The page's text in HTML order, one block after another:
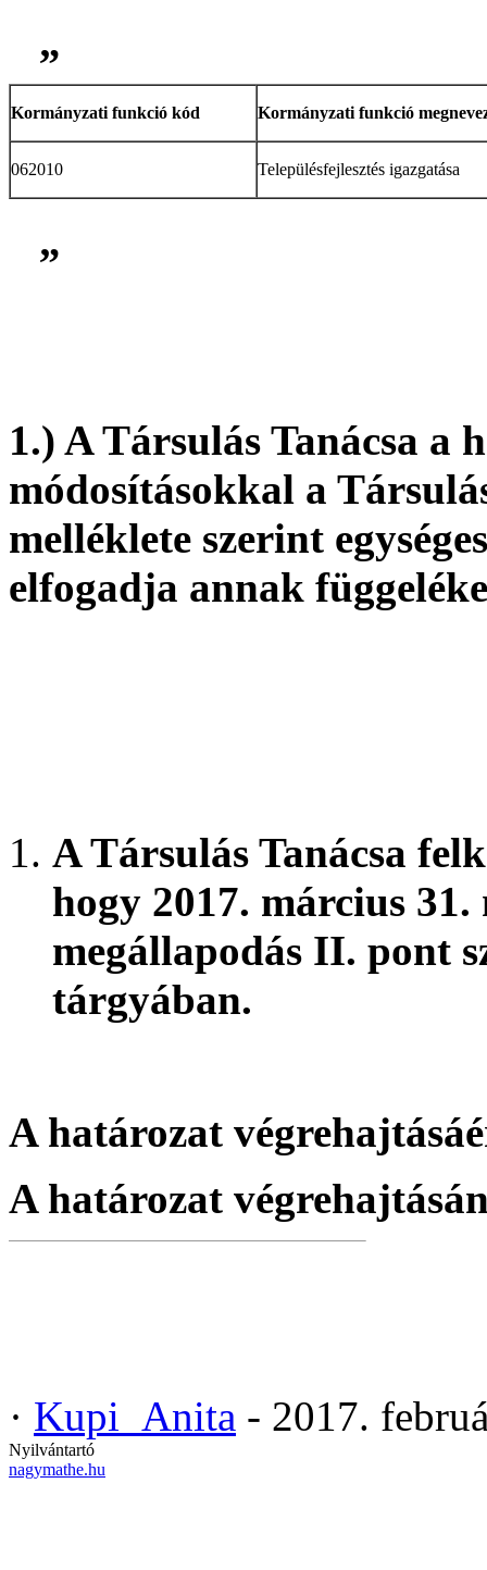
„
Kormányzati funkció kód Kormányzati funkció
062010 Településfejlesztés igazgatása
„
1.) A Társulás Tanácsa
módosításokkal a
melléklete szerint
elfogadja annak
A Társulás Tanácsa
hogy 2017. március
megállapodás II. pont
tárgyában.
A határozat
A határozat
· Kupi_Anita - 2017.
Nyilvántartó
nagymathe.hu